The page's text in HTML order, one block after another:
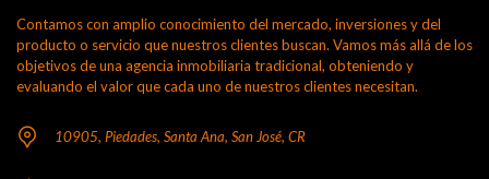
Contamos con amplio conocimiento del mercado, inversiones y del
producto o servicio que nuestros clientes buscan. Vamos más allá de los
objetivos de una agencia inmobiliaria tradicional, obteniendo y
evaluando el valor que cada uno de nuestros clientes necesitan.
10905, Piedades, Santa Ana, San José, CR